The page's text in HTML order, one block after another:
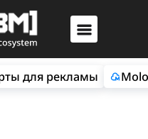
Карты для рекламы